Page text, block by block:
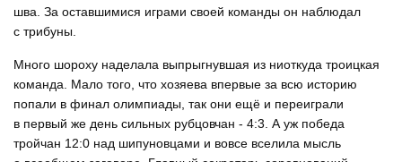
шва. За оставшимися играми своей команды он наблюдал
с трибуны.
Много шороху наделала выпрыгнувшая из ниоткуда троицкая
команда. Мало того, что хозяева впервые за всю историю
попали в финал олимпиады, так они ещё и переиграли
в первый же день сильных рубцовчан - 4:3. А уж победа
тройчан 12:0 над шипуновцами и вовсе вселила мысль